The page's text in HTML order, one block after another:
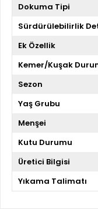
Dokuma Tipi
Sürdürülebilirlik
Ek Özellik
Kemer/Kuşak
Sezon
Yaş Grubu
Menşei
Kutu Durumu
Üretici Bilgisi
Yıkama Talimatı